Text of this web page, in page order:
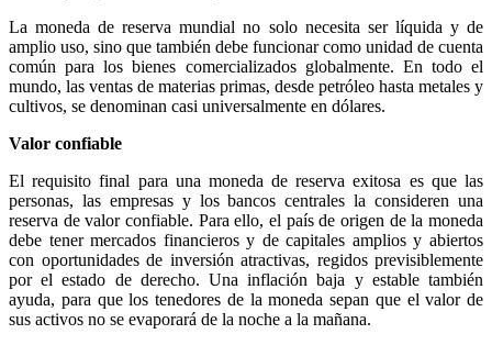
La moneda de reserva mundial no solo necesita ser líquida y de
amplio uso, sino que también debe funcionar como unidad de cuenta
común para los bienes comercializados globalmente. En todo el
mundo, las ventas de materias primas, desde petróleo hasta metales y
cultivos, se denominan casi universalmente en dólares.
Valor confiable
El requisito final para una moneda de reserva exitosa es que las
personas, las empresas y los bancos centrales la consideren una
reserva de valor confiable. Para ello, el país de origen de la moneda
debe tener mercados financieros y de capitales amplios y abiertos
con oportunidades de inversión atractivas, regidos previsiblemente
por el estado de derecho. Una inflación baja y estable también
ayuda, para que los tenedores de la moneda sepan que el valor de
sus activos no se evaporará de la noche a la mañana.